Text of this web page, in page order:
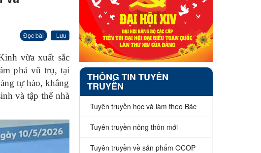
Đọc bài Lưu
vừa xuất sắc
phá vũ trụ, tại
tự hào, khẳng
và tập thể nhà
THÔNG TIN TUYÊN
TRUYỀN
Tuyên truyền học và làm theo Bác
Tuyên truyền nông thôn mới
Tuyên truyền về sản phẩm OCOP